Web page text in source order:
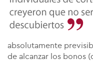
absolutamente
de alcanzar los bonos